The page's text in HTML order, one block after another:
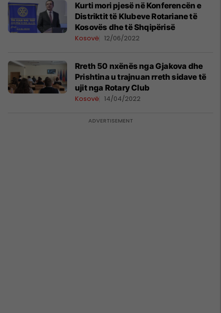
Kurti mori pjesë në Konferencën e
Distriktit të Klubeve Rotariane të
Kosovës dhe të Shqipërisë
Kosovë 12/06/2022
Rreth 50 nxënës nga Gjakova dhe
Prishtina u trajnuan rreth sidave të
ujit nga Rotary Club
Kosovë 14/04/2022